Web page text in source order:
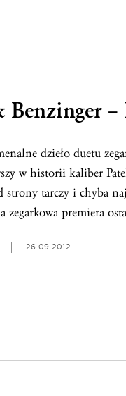
Benzinger
dzieło duetu
w historii kaliber
strony tarczy i chyba
zegarkowa premiera
26.09.2012